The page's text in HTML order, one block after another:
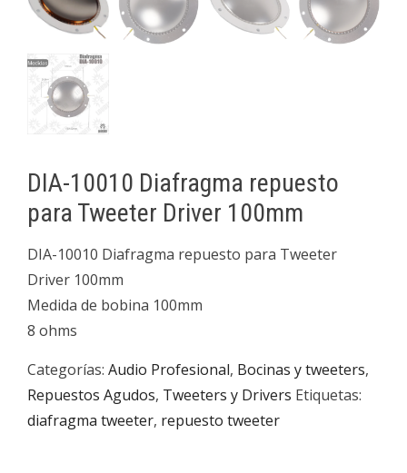
DIA-10010 Diafragma repuesto
para Tweeter Driver 100mm
DIA-10010 Diafragma repuesto para Tweeter
Driver 100mm
Medida de bobina 100mm
8 ohms
Categorías: Audio Profesional, Bocinas y tweeters,
Repuestos Agudos, Tweeters y Drivers Etiquetas:
diafragma tweeter, repuesto tweeter